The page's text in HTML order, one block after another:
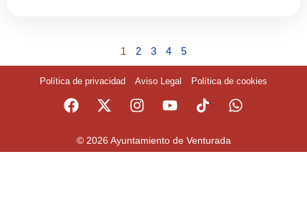
1 2 3 4 5
Política de privacidad Aviso Legal Política de cookies
© 2026 Ayuntamiento de Venturada